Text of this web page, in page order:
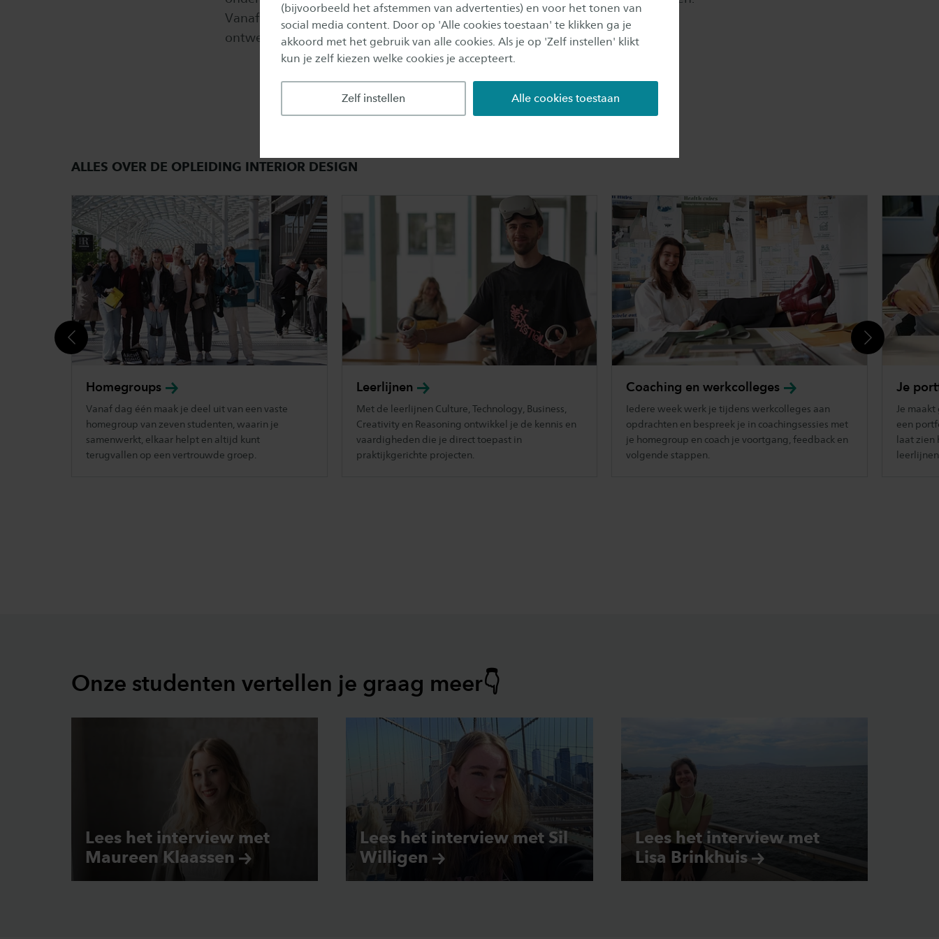
(bijvoorbeeld het afstemmen van advertenties) en voor het tonen van
social media content. Door op 'Alle cookies toestaan' te klikken ga je
akkoord met het gebruik van alle cookies. Als je op 'Zelf instellen' klikt
kun je zelf kiezen welke cookies je accepteert.
Zelf instellen Alle cookies toestaan
Vanaf het eerste jaar werk je aan praktijkopdrachten en bouw je aan je eigen
ontwerpvisie en portfolio.
ALLES OVER DE OPLEIDING INTERIOR DESIGN
Homegroups
Vanaf dag één maak je deel uit van een vaste
homegroup van zeven studenten, waarin je
samenwerkt, elkaar helpt en altijd kunt
terugvallen op een vertrouwde groep.
Leerlijnen
Met de leerlijnen Culture, Technology, Business,
Creativity en Reasoning ontwikkel je de kennis en
vaardigheden die je direct toepast in
praktijkgerichte projecten.
Coaching enwerkcolleges
Iedere week werk je tijdens werkcolleges aan
opdrachten en bespreek je in coachingsessies met
je homegroup en coach je voortgang, feedback en
volgende stappen.
Je
Je
een
laat
Onze studenten vertellen je graag meer👇
Lees het interview met
Maureen Klaassen
Lees het interview met Sil
Willigen
Lees het interview met
Lisa Brinkhuis